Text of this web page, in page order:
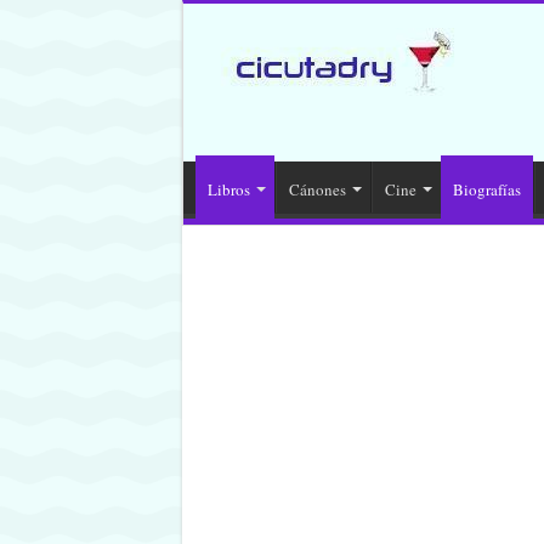
Libros Cánones Cine Biografías